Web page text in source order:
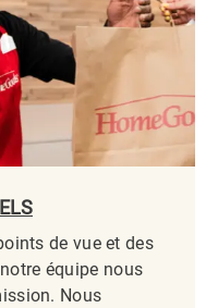
de vue et des
équipe nous
Nous